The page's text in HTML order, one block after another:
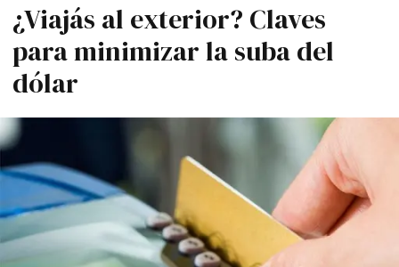
¿Viajás al exterior? Claves
para minimizar la suba del
dólar